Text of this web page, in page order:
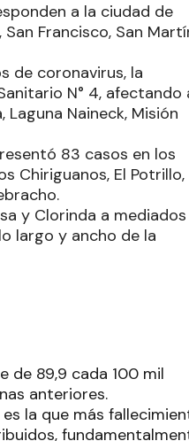
a la ciudad de
Francisco, San
de coronavirus, la
N° 4, afectando
Laguna Naineck, Misión
83 casos en los
Chiriguanos, El Potrillo,
y Clorinda a
largo y ancho de la
de 89,9 cada 100 mil
anteriores.
la que más